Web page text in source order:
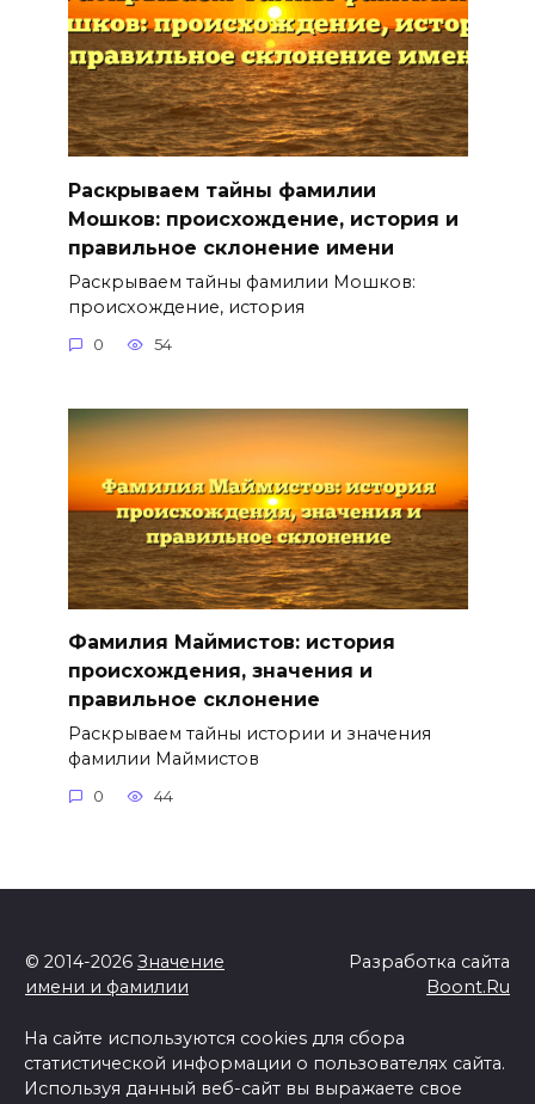
Раскрываем тайны фамилии
Мошков: происхождение, история и
правильное склонение имени
Раскрываем тайны фамилии Мошков:
происхождение, история
0 54
Фамилия Маймистов: история
происхождения, значения и
правильное склонение
Раскрываем тайны истории и значения
фамилии Маймистов
0 44
© 2014-2026 Значение
имени и фамилии
Разработка сайта
Boont.Ru
На сайте используются cookies для сбора
статистической информации о пользователях сайта.
Используя данный веб-сайт вы выражаете свое